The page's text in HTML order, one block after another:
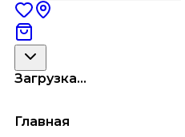
Загрузка...
Главная